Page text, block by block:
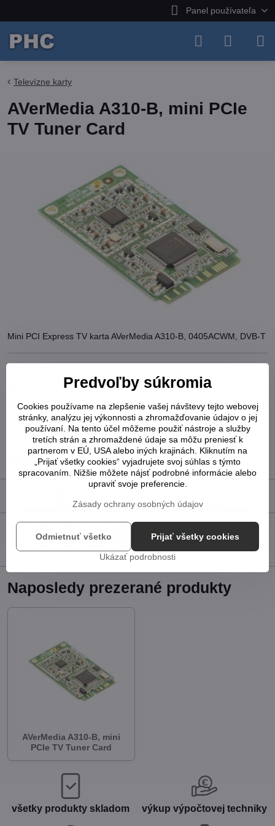
Panel používateľa
Televízne karty
AVerMedia A310-B, mini PCIe
TV Tuner Card
Mini PCI Express TV karta AVerMedia A310-B, 0405ACWM, DVB-T
8 €bez DPH
Pridať k Obľúbeným Otázka k produktu
Strážny pes
Doručenia
Výrobca:AVerMedia
FacebookTwitterBluesky PinterestReddit LinkedInWhatsApp
E-
Naposledy prezerané produkty
AVerMedia A310-B, mini
PCIe TV Tuner Card
všetky produkty skladom výkup výpočtovej techniky
Predvoľby súkromia
Cookies používame na zlepšenie vašej návštevy tejto webovej
stránky, analýzu jej výkonnosti a zhromažďovanie údajov o jej
používaní. Na tento účel môžeme použiť nástroje a služby
tretích strán a zhromaždené údaje sa môžu preniesť k
partnerom v EÚ, USA alebo iných krajinách. Kliknutím na
„Prijať všetky cookies“ vyjadrujete svoj súhlas s týmto
spracovaním. Nižšie môžete nájsť podrobné informácie alebo
upraviť svoje preferencie.
Zásady ochrany osobných údajov
Ukázať podrobnosti
Prijať všetky cookies
Odmietnuť všetko